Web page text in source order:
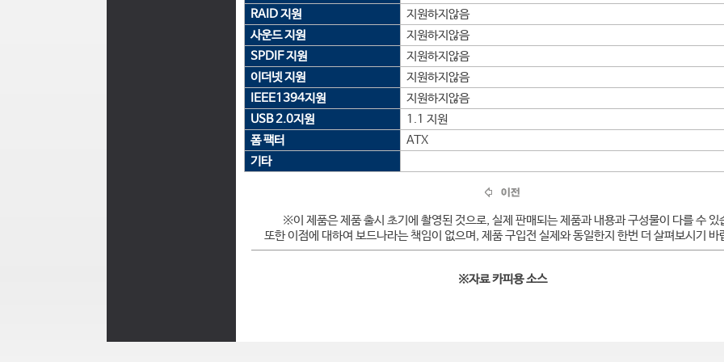
RAID 지원
지원하지않음
사운드 지원
지원하지않음
SPDIF 지원
지원하지않음
이더넷 지원
지원하지않음
IEEE1394지원
지원하지않음
USB 2.0지원
1.1 지원
폼 팩터
ATX
기타
※이 제품은 제품 출시 초기에 촬영된 것으로, 실제 판매되는 제품과 내용과 구성물이 다를 수 있
또한 이점에 대하여 보드나라는 책임이 없으며, 제품 구입전 실제와 동일한지 한번 더 살펴보시기 바
※자료 카피용 소스